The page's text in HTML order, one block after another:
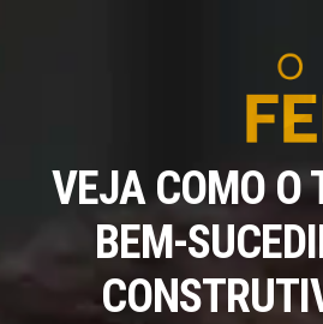
VEJA COMO O
BEM-